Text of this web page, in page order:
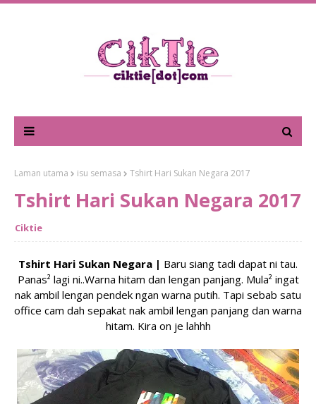
Laman utama isu semasa Tshirt Hari Sukan Negara 2017
Tshirt Hari Sukan Negara 2017
Ciktie
Tshirt Hari Sukan Negara | Baru siang tadi dapat ni tau.
Panas² lagi ni..Warna hitam dan lengan panjang. Mula² ingat
nak ambil lengan pendek ngan warna putih. Tapi sebab satu
office cam dah sepakat nak ambil lengan panjang dan warna
hitam. Kira on je lahhh